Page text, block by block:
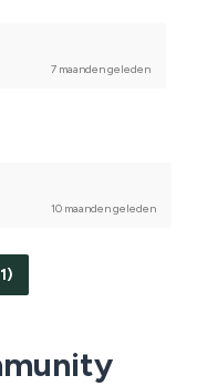
7 maanden geleden
10 maanden geleden